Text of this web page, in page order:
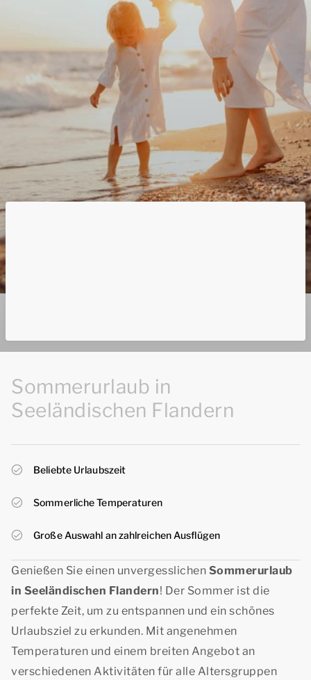
Sommerurlaub in
Seeländischen Flandern
Beliebte Urlaubszeit
Sommerliche Temperaturen
Große Auswahl an zahlreichen Ausflügen
Genießen Sie einen unvergesslichen Sommerurlaub
in Seeländischen Flandern! Der Sommer ist die
perfekte Zeit, um zu entspannen und ein schönes
Urlaubsziel zu erkunden. Mit angenehmen
Temperaturen und einem breiten Angebot an
verschiedenen Aktivitäten für alle Altersgruppen